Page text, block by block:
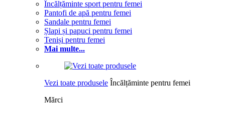
Încălțăminte sport pentru femei
Pantofi de apă pentru femei
Sandale pentru femei
Șlapi și papuci pentru femei
Teniși pentru femei
Mai multe...
Vezi toate produsele Încălțăminte pentru femei
Mărci